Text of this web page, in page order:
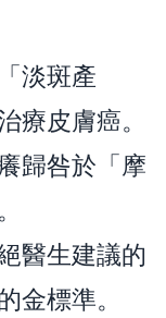
淡斑產
療皮膚癌。
歸咎於「摩
醫生建議的
金標準。